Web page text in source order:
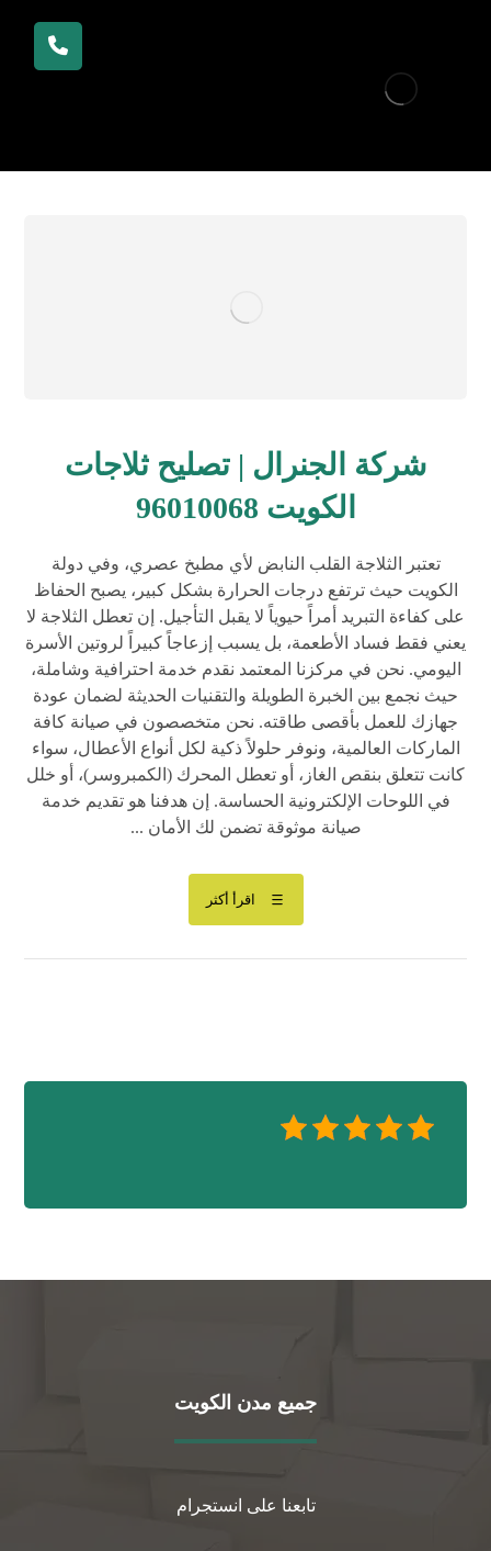
شركة الجنرال | تصليح ثلاجات
الكويت 96010068
تعتبر الثلاجة القلب النابض لأي مطبخ عصري، وفي دولة
الكويت حيث ترتفع درجات الحرارة بشكل كبير، يصبح الحفاظ
على كفاءة التبريد أمراً حيوياً لا يقبل التأجيل. إن تعطل الثلاجة لا
يعني فقط فساد الأطعمة، بل يسبب إزعاجاً كبيراً لروتين الأسرة
اليومي. نحن في مركزنا المعتمد نقدم خدمة احترافية وشاملة،
حيث نجمع بين الخبرة الطويلة والتقنيات الحديثة لضمان عودة
جهازك للعمل بأقصى طاقته. نحن متخصصون في صيانة كافة
الماركات العالمية، ونوفر حلولاً ذكية لكل أنواع الأعطال، سواء
كانت تتعلق بنقص الغاز، أو تعطل المحرك (الكمبروسر)، أو خلل
في اللوحات الإلكترونية الحساسة. إن هدفنا هو تقديم خدمة
صيانة موثوقة تضمن لك الأمان ...
اقرأ أكثر
جميع مدن الكويت
تابعنا على انستجرام